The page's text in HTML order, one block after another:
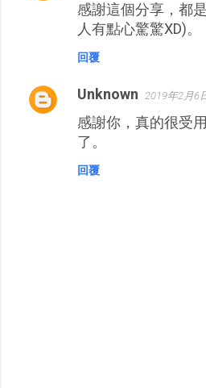
感謝這個分享，都
人有點心驚驚XD)。
回覆
Unknown 2019年2月6
感謝你，真的很受
了。
回覆